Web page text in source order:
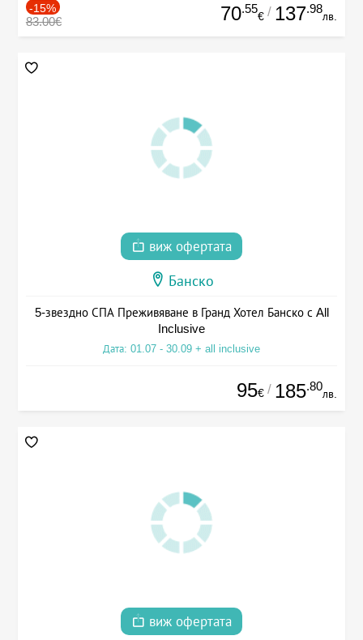
-15%
83.00€ 70.55
€ / 137.98
лв.
виж офертата
Банско
5-звездно СПА Преживяване в Гранд Хотел Банско с All
Inclusive
Дата: 01.07 - 30.09 + all inclusive
95€ / 185.80
лв.
виж офертата